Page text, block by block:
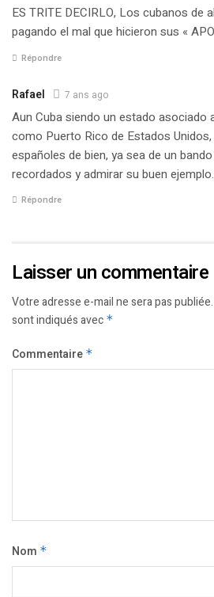
ES TRITE DECIRLO, Los cubanos de
pagando el mal que hicieron sus «
Répondre
Rafael 7 ans ago
Aun Cuba siendo un estado asociado
como Puerto Rico de Estados
españoles de bien, ya sea de un
recordados y admirar su buen ejemplo.
Répondre
Laisser un commentaire
Votre adresse e-mail ne sera pas publiée.
sont indiqués avec *
Commentaire *
Nom *